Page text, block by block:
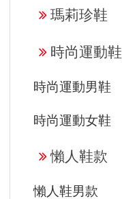
瑪莉珍鞋
時尚運動鞋
時尚運動男鞋
時尚運動女鞋
懶人鞋款
懶人鞋男款